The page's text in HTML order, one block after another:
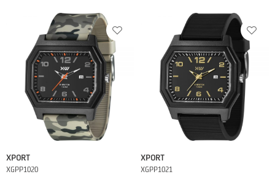
XPORT
XGPP1020
XPORT
XGPP1021